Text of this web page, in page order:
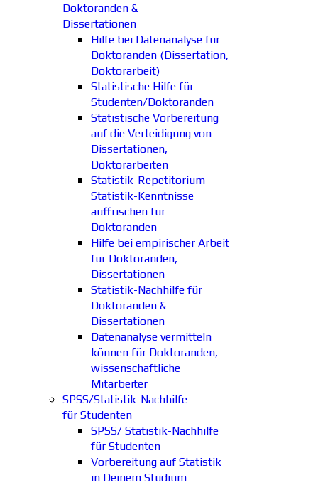
Doktoranden &
Dissertationen
Hilfe bei Datenanalyse für
Doktoranden (Dissertation,
Doktorarbeit)
Statistische Hilfe für
Studenten/Doktoranden
Statistische Vorbereitung
auf die Verteidigung von
Dissertationen,
Doktorarbeiten
Statistik-Repetitorium -
Statistik-Kenntnisse
auffrischen für
Doktoranden
Hilfe bei empirischer Arbeit
für Doktoranden,
Dissertationen
Statistik-Nachhilfe für
Doktoranden &
Dissertationen
Datenanalyse vermitteln
können für Doktoranden,
wissenschaftliche
Mitarbeiter
SPSS/Statistik-Nachhilfe
für Studenten
SPSS/ Statistik-Nachhilfe
für Studenten
Vorbereitung auf Statistik
in Deinem Studium